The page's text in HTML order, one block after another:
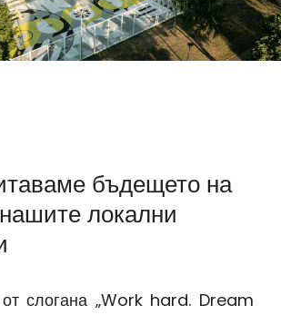
бъдещето на
локални
слогана „Work hard. Dream